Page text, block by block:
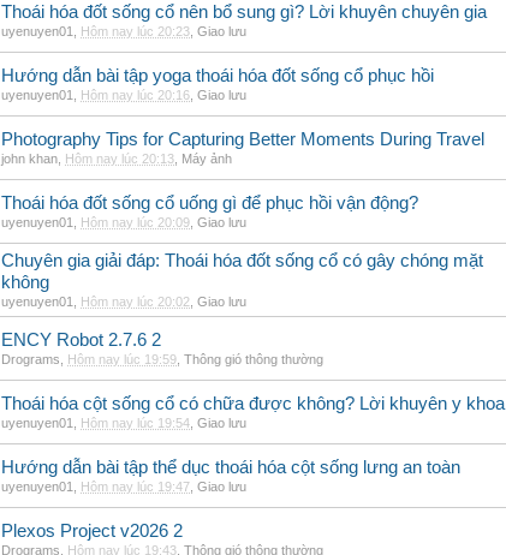
Thoái hóa đốt sống cổ nên bổ sung gì? Lời khuyên chuyên gia
uyenuyen01 Hôm nay lúc 20:23 Giao lưu
Hướng dẫn bài tập yoga thoái hóa đốt sống cổ phục hồi
uyenuyen01 Hôm nay lúc 20:16 Giao lưu
Photography Tips for Capturing Better Moments During Travel
john khan Hôm nay lúc 20:13 Máy ảnh
Thoái hóa đốt sống cổ uống gì để phục hồi vận động?
uyenuyen01 Hôm nay lúc 20:09 Giao lưu
Chuyên gia giải đáp: Thoái hóa đốt sống cổ có gây chóng mặt
không
uyenuyen01 Hôm nay lúc 20:02 Giao lưu
ENCY Robot 2.7.6 2
Drograms Hôm nay lúc 19:59 Thông gió thông thường
Thoái hóa cột sống cổ có chữa được không? Lời khuyên y khoa
uyenuyen01 Hôm nay lúc 19:54 Giao lưu
Hướng dẫn bài tập thể dục thoái hóa cột sống lưng an toàn
uyenuyen01 Hôm nay lúc 19:47 Giao lưu
Plexos Project v2026 2
Drograms Hôm nay lúc 19:43 Thông gió thông thường